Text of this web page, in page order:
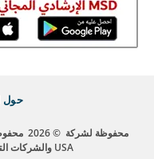
حول
محفوظة لشركة © 2026
USA والشركات التابعة لها. جميع الحقوق محفوظة.